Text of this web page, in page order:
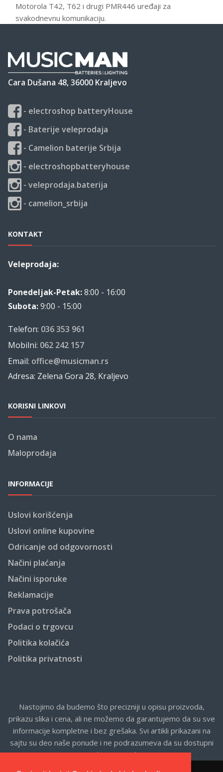
Motorola T42, T62 i drugi PMR446 uređaji za
svakodnevnu komunikaciju.
Cara Dušana 48, 36000 Kraljevo
- electroshop batteryHouse
- Baterije veleprodaja
- Camelion baterije Srbija
- electroshopbatteryhouse
- veleprodaja.baterija
- camelion_srbija
KONTAKT
Veleprodaja:
Ponedeljak-Petak:8:00 - 16:00
Subota:9:00 - 15:00
Telefon: 036 353 961
Mobilni: 062 242 157
Email: office@musicman.rs
Adresa: Zelena Gora 28, Kraljevo
KORISNI LINKOVI
O nama
Maloprodaja
INFORMACIJE
Uslovi korišćenja
Uslovi online kupovine
Odricanje od odgovornosti
Načini plaćanja
Načini isporuke
Reklamacije
Prava potrošača
Podaci o trgovcu
Politika kolačića
Politika privatnosti
Nastojimo da budemo što precizniji u opisu proizvoda,
prikazu slika i cena, ali ne možemo da garantujemo da su sve
informacije kompletne i bez grešaka. Svi artikli prikazani na
sajtu su deo naše ponude i ne podrazumeva da su dostupni
u svakom trenutku.